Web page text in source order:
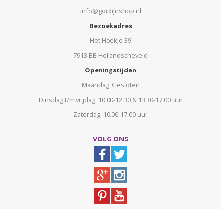
info@gordijnshop.nl
Bezoekadres
Het Hoekje 39
7913 BB Hollandscheveld
Openingstijden
Maandag: Gesloten
Dinsdag t/m vrijdag: 10.00-12.30 & 13.30-17.00 uur
Zaterdag: 10.00-17.00 uur
VOLG ONS